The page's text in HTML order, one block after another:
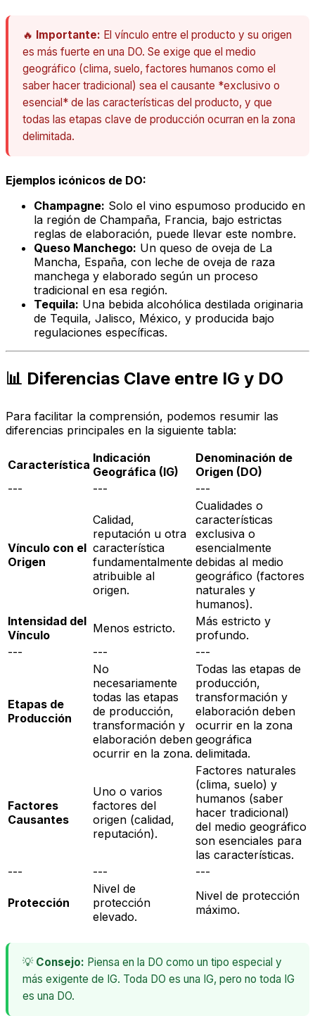
🔥 Importante: El vínculo entre el producto y su origen
es más fuerte en una DO. Se exige que el medio
geográfico (clima, suelo, factores humanos como el
saber hacer tradicional) sea el causante *exclusivo o
esencial* de las características del producto, y que
todas las etapas clave de producción ocurran en la zona
delimitada.
Ejemplos icónicos de DO:
Champagne: Solo el vino espumoso producido en
la región de Champaña, Francia, bajo estrictas
reglas de elaboración, puede llevar este nombre.
Queso Manchego: Un queso de oveja de La
Mancha, España, con leche de oveja de raza
manchega y elaborado según un proceso
tradicional en esa región.
Tequila: Una bebida alcohólica destilada originaria
de Tequila, Jalisco, México, y producida bajo
regulaciones específicas.
📊 Diferencias Clave entre IG y DO
Para facilitar la comprensión, podemos resumir las
diferencias principales en la siguiente tabla:
Característica Indicación
Geográfica (IG)
Denominación de
Origen (DO)
---
--- ---
Vínculo con el
Origen
Calidad,
reputación u otra
característica
fundamentalmente
atribuible al
origen.
Cualidades o
características
exclusiva o
esencialmente
debidas al medio
geográfico (factores
naturales y
humanos).
Intensidad del
Vínculo
Menos estricto.
Más estricto y
profundo.
---
--- ---
Etapas de
Producción
No
necesariamente
todas las etapas
de producción,
transformación y
elaboración deben
ocurrir en la zona.
Todas las etapas de
producción,
transformación y
elaboración deben
ocurrir en la zona
geográfica
delimitada.
Factores
Causantes
Uno o varios
factores del
origen (calidad,
reputación).
Factores naturales
(clima, suelo) y
humanos (saber
hacer tradicional)
del medio geográfico
son esenciales para
las características.
---
--- ---
Protección
Nivel de
protección
elevado.
Nivel de protección
máximo.
💡 Consejo: Piensa en la DO como un tipo especial y
más exigente de IG. Toda DO es una IG, pero no toda IG
es una DO.